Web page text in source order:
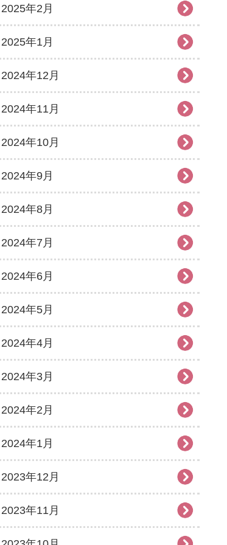
2025年2月
2025年1月
2024年12月
2024年11月
2024年10月
2024年9月
2024年8月
2024年7月
2024年6月
2024年5月
2024年4月
2024年3月
2024年2月
2024年1月
2023年12月
2023年11月